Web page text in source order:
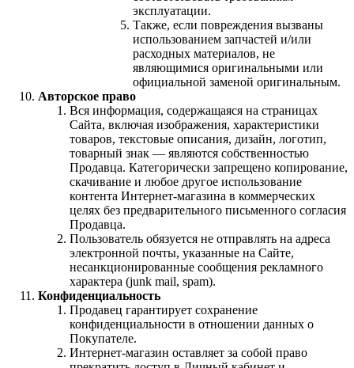
эксплуатации.
Также, если повреждения вызваны
использованием запчастей и/или
расходных материалов, не
являющимися оригинальными или
официальной заменой оригинальным.
Авторское право
Вся информация, содержащаяся на страницах
Сайта, включая изображения, характеристики
товаров, текстовые описания, дизайн, логотип,
товарный знак — являются собственностью
Продавца. Категорически запрещено копирование,
скачивание и любое другое использование
контента Интернет-магазина в коммерческих
целях без предварительного письменного согласия
Продавца.
Пользователь обязуется не отправлять на адреса
электронной почты, указанные на Сайте,
несанкционированные сообщения рекламного
характера (junk mail, spam).
Конфиденциальность
Продавец гарантирует сохранение
конфиденциальности в отношении данных о
Покупателе.
Интернет-магазин оставляет за собой право